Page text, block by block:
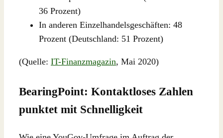
36 Prozent)
In anderen Einzelhandelsgeschäften: 48
Prozent (Deutschland: 51 Prozent)
(Quelle: IT-Finanzmagazin, Mai 2020)
BearingPoint: Kontaktloses Zahlen
punktet mit Schnelligkeit